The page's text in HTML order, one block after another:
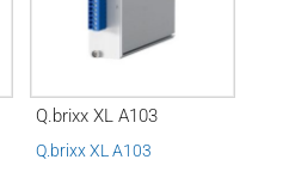
Q.brixx XL A103
Q.brixx XL A103